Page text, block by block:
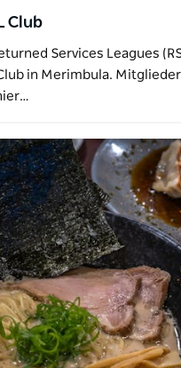
Club
Services Leagues
in Merimbula. Mitglieder